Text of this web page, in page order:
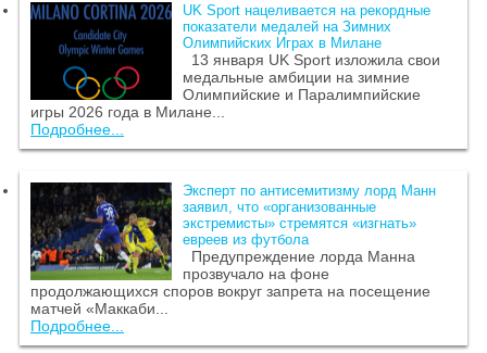
UK Sport нацеливается на рекордные
показатели медалей на Зимних
Олимпийских Играх в Милане
13 января UK Sport изложила свои
медальные амбиции на зимние
Олимпийские и Паралимпийские
игры 2026 года в Милане...
Подробнее...
Эксперт по антисемитизму лорд Манн
заявил, что «организованные
экстремисты» стремятся «изгнать»
евреев из футбола
Предупреждение лорда Манна
прозвучало на фоне
продолжающихся споров вокруг запрета на посещение
матчей «Маккаби...
Подробнее...